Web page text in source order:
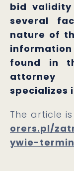
bid validity
several
nature of
found in
attorney
specializes
The article
orers.pl/
ywie-